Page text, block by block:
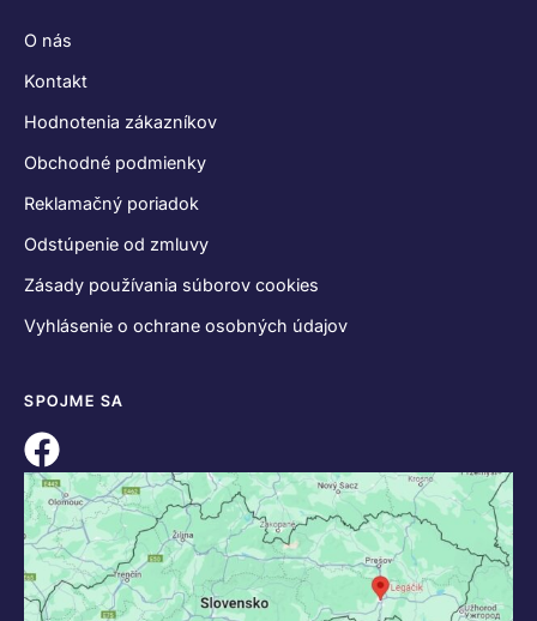
O nás
Kontakt
Hodnotenia zákazníkov
Obchodné podmienky
Reklamačný poriadok
Odstúpenie od zmluvy
Zásady používania súborov cookies
Vyhlásenie o ochrane osobných údajov
SPOJME SA